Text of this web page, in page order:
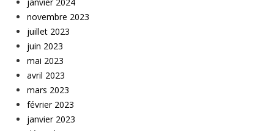
novembre 2023
juillet 2023
juin 2023
mai 2023
avril 2023
mars 2023
février 2023
janvier 2023